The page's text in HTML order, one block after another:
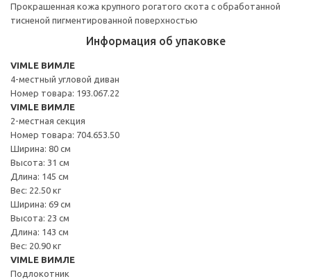
Прокрашенная кожа крупного рогатого скота с обработанной
тисненой пигментированной поверхностью
Информация об упаковке
VIMLE ВИМЛЕ
4-местный угловой диван
Номер товара: 193.067.22
VIMLE ВИМЛЕ
2-местная секция
Номер товара: 704.653.50
Ширина: 80 см
Высота: 31 см
Длина: 145 см
Вес: 22.50 кг
Ширина: 69 см
Высота: 23 см
Длина: 143 см
Вес: 20.90 кг
VIMLE ВИМЛЕ
Подлокотник